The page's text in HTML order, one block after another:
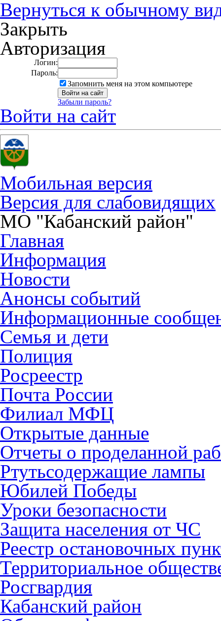
Вернуться к обычному
Закрыть
Авторизация
Логин:
Пароль:
Запомнить меня на этом компьютере
Забыли пароль?
Войти на сайт
Мобильная версия
Версия для слабовидящих
МО "Кабанский район"
Главная
Информация
Новости
Анонсы событий
Информационные
Семья и дети
Полиция
Росреестр
Почта России
Филиал МФЦ
Открытые данные
Отчеты о проделанной
Ртутьсодержащие лампы
Юбилей Победы
Уроки безопасности
Защита населения от ЧС
Реестр остановочных
Территориальное
Росгвардия
Кабанский район